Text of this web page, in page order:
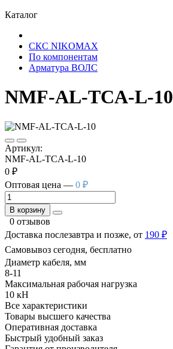
Каталог
СКС NIKOMAX
По компонентам
Арматура ВОЛС
NMF-AL-TCA-L-10
Артикул:
NMF-AL-TCA-L-10
0 ₽
Оптовая цена — 0 ₽
В корзину
0 отзывов
Доставка послезавтра и позже, от 190 ₽
Самовывоз сегодня, бесплатно
Диаметр кабеля, мм
8-11
Максимальная рабочая нагрузка
10 кН
Все характеристики
Товары высшего качества
Оперативная доставка
Быстрый удобный заказ